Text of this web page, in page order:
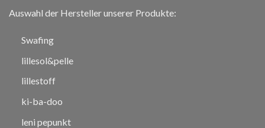
Auswahl der Hersteller unserer Produkte:
Swafing
lillesol&pelle
lillestoff
ki-ba-doo
leni pepunkt